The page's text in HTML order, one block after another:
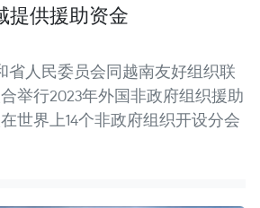
提供援助资金
省人民委员会同越南友好组织联
举行2023年外国非政府组织援助
世界上14个非政府组织开设分会